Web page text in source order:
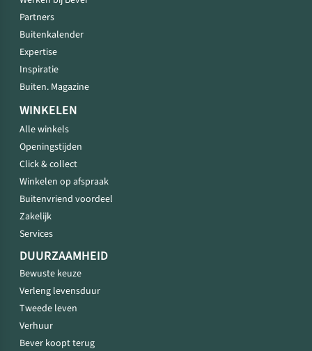
Partners
Buitenkalender
Expertise
Inspiratie
Buiten. Magazine
WINKELEN
Alle winkels
Openingstijden
Click & collect
Winkelen op afspraak
Buitenvriend voordeel
Zakelijk
Services
DUURZAAMHEID
Bewuste keuze
Verleng levensduur
Tweede leven
Verhuur
Bever koopt terug